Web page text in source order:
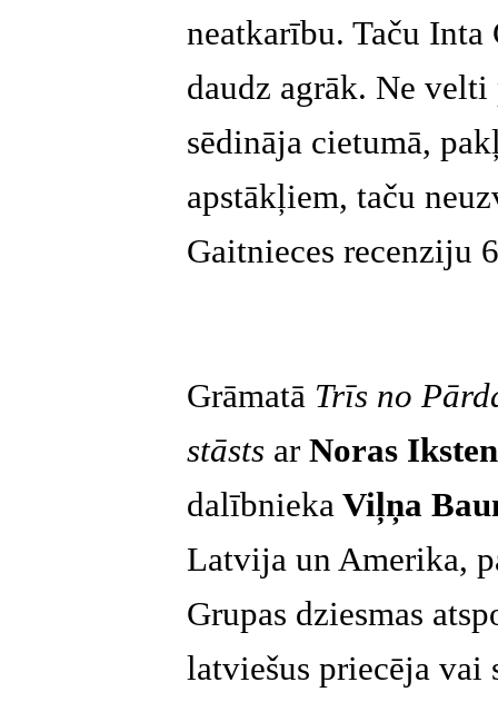
neatkarību. Taču Inta
daudz agrāk. Ne
sēdināja cietumā,
apstākļiem, taču
Gaitnieces recenziju
Grāmatā Trīs no
stāsts ar Noras
dalībnieka Viļņa
Latvija un Amerika,
Grupas dziesmas
latviešus priecēja vai